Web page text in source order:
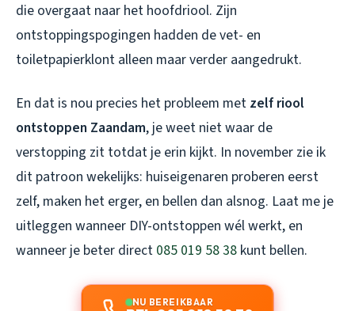
die overgaat naar het hoofdriool. Zijn
ontstoppingspogingen hadden de vet- en
toiletpapierklont alleen maar verder aangedrukt.
En dat is nou precies het probleem met zelf riool
ontstoppen Zaandam, je weet niet waar de
verstopping zit totdat je erin kijkt. In november zie ik
dit patroon wekelijks: huiseigenaren proberen eerst
zelf, maken het erger, en bellen dan alsnog. Laat me je
uitleggen wanneer DIY-ontstoppen wél werkt, en
wanneer je beter direct 085 019 58 38 kunt bellen.
NU BEREIKBAAR